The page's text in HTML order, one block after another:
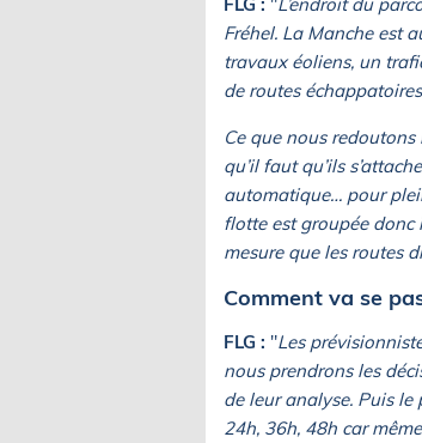
Fréhel. La Manche est
travaux éoliens, un
de routes
Ce que nous
qu’il faut qu’ils
automatique… pour
flotte est groupée donc
mesure que les routes
Comment va se
FLG : "Les
nous prendrons les
de leur analyse. Puis le
24h, 36h, 48h car